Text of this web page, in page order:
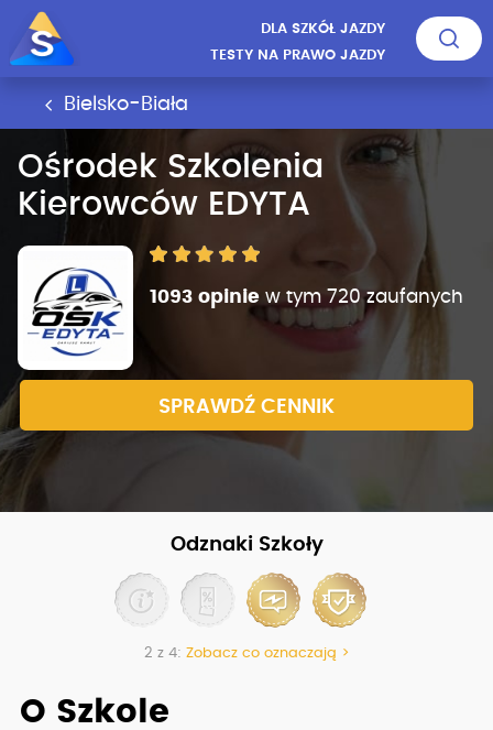
DLA SZKÓŁ JAZDY
TESTY NA PRAWO JAZDY
Bielsko-Biała
Ośrodek Szkolenia
Kierowców EDYTA
1093 opinie w tym 720 zaufanych
SPRAWDŹ CENNIK
Odznaki Szkoły
2 z 4: Zobacz co oznaczają >
O Szkole